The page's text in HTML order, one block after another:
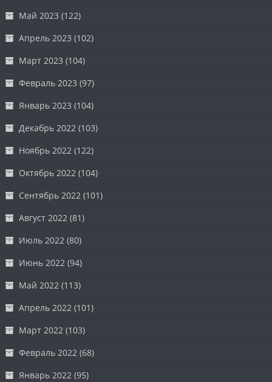
Май 2023 (122)
Апрель 2023 (102)
Март 2023 (104)
Февраль 2023 (97)
Январь 2023 (104)
Декабрь 2022 (103)
Ноябрь 2022 (122)
Октябрь 2022 (104)
Сентябрь 2022 (101)
Август 2022 (81)
Июль 2022 (80)
Июнь 2022 (94)
Май 2022 (113)
Апрель 2022 (101)
Март 2022 (103)
Февраль 2022 (68)
Январь 2022 (95)